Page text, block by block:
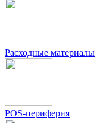
Расходные материалы
POS-периферия